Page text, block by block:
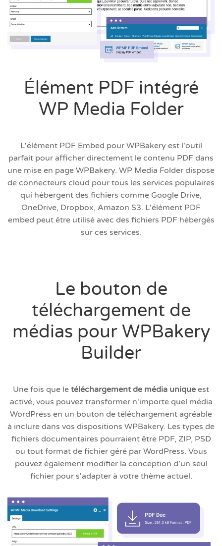
Élément PDF intégré
WP Media Folder
L'élément PDF Embed pour WPBakery est l'outil
parfait pour afficher directement le contenu PDF dans
une mise en page WPBakery. WP Media Folder dispose
de connecteurs cloud pour tous les services populaires
qui hébergent des fichiers comme Google Drive,
OneDrive, Dropbox, Amazon S3. L'élément PDF
embed peut être utilisé avec des fichiers PDF hébergés
sur ces services.
Le bouton de
téléchargement de
médias pour WPBakery
Builder
Une fois que le téléchargement de média unique est
activé, vous pouvez transformer n'importe quel média
WordPress en un bouton de téléchargement agréable
à inclure dans vos dispositions WPBakery. Les types de
fichiers documentaires pourraient être PDF, ZIP, PSD
ou tout format de fichier géré par WordPress. Vous
pouvez également modifier la conception d'un seul
fichier pour s'adapter à votre thème actuel.